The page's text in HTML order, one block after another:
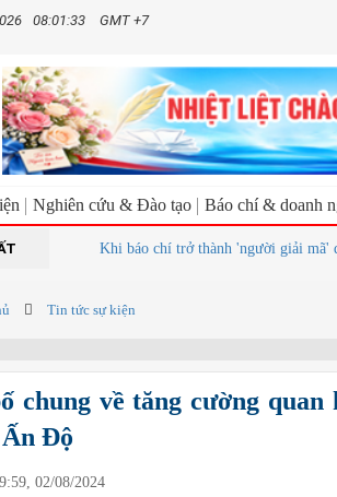
08:01:34 GMT +7
Nghiên cứu & Đào tạo Báo chí & doanh
Khi báo chí trở thành 'người giải mã' di sản
Tin tức sự kiện
chung về tăng cường
Độ
02/08/2024